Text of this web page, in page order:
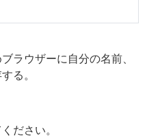
ラウザーに自分の名前、
る。
ださい。